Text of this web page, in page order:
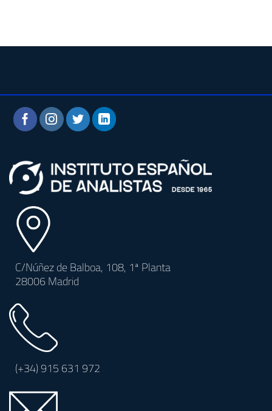
C/Núñez de Balboa, 108, 1ª Planta
28006 Madrid
(+34)915 631 972